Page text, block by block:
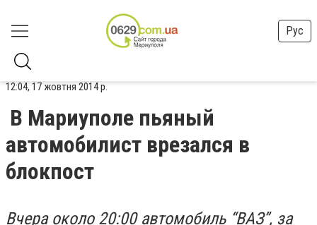
Рус
12:04, 17 жовтня 2014 р.
В Мариуполе пьяный
автомобилист врезался в
блокпост
Вчера около 20:00 автомобиль “ВАЗ”, за